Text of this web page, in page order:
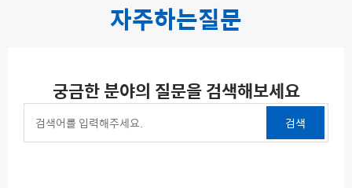
자주하는질문
궁금한 분야의 질문을 검색해보세요
검색